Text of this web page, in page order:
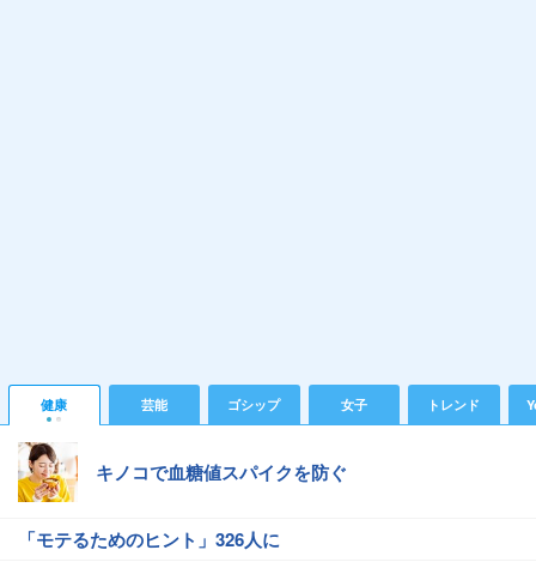
健康 芸能 ゴシップ 女子 トレンド
キノコで血糖値スパイクを防ぐ
「モテるためのヒント」326人に